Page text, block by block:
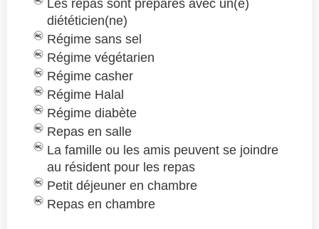
Les repas sont préparés avec un(e)
diététicien(ne)
Régime sans sel
Régime végétarien
Régime casher
Régime Halal
Régime diabète
Repas en salle
La famille ou les amis peuvent se joindre
au résident pour les repas
Petit déjeuner en chambre
Repas en chambre